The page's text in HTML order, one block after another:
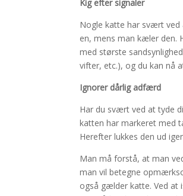
Kig efter signaler
Nogle katte har svært ved
en, mens man kæler den.
med største
vifter, etc.), og du kan nå
Ignorer dårlig adfærd
Har du svært ved at tyde
katten har markeret med
Herefter lukkes den ud
Man må forstå, at man
man vil betegne
også gælder katte. Ved at